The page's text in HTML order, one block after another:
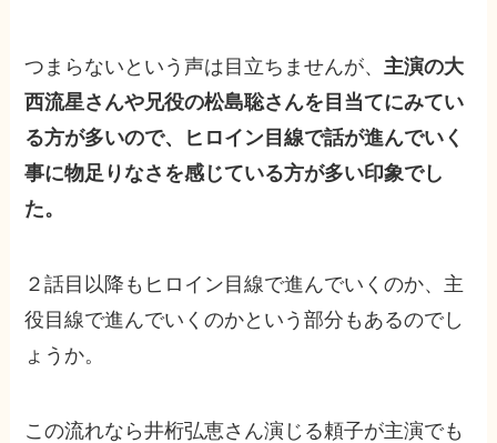
つまらないという声は目立ちませんが、主演の大
西流星さんや兄役の松島聡さんを目当てにみてい
る方が多いので、ヒロイン目線で話が進んでいく
事に物足りなさを感じている方が多い印象でし
た。
２話目以降もヒロイン目線で進んでいくのか、主
役目線で進んでいくのかという部分もあるのでし
ょうか。
この流れなら井桁弘恵さん演じる頼子が主演でも